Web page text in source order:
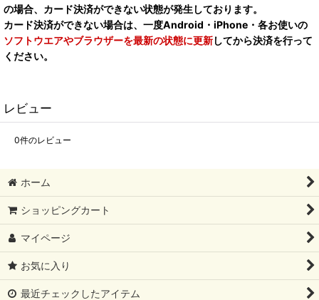
の場合、カード決済ができない状態が発生しております。
カード決済ができない場合は、一度Android・iPhone・各お使いの
ソフトウエアやブラウザーを最新の状態に更新してから決済を行って
ください。
レビュー
0件のレビュー
ホーム
ショッピングカート
マイページ
お気に入り
最近チェックしたアイテム